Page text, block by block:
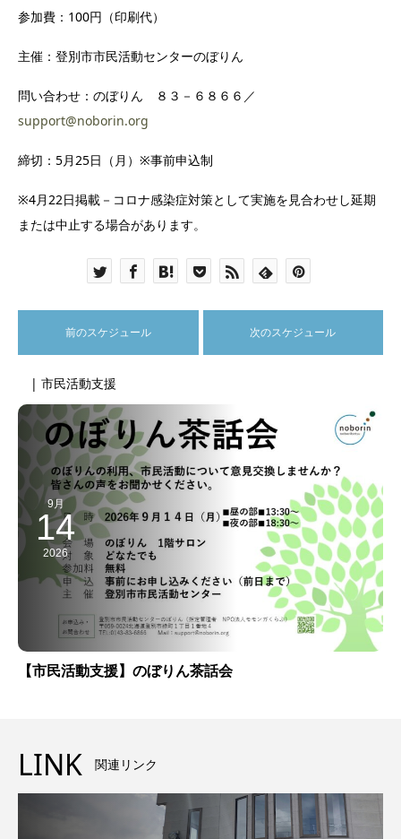
参加費：100円（印刷代）
主催：登別市市民活動センターのぼりん
問い合わせ：のぼりん ８３－６８６６／
support@noborin.org
締切：5月25日（月）※事前申込制
※4月22日掲載－コロナ感染症対策として実施を見合わせし延期
または中止する場合があります。
前のスケジュール 次のスケジュール
| 市民活動支援
9月
14
2026
【市民活動支援】のぼりん茶話会
LINK 関連リンク